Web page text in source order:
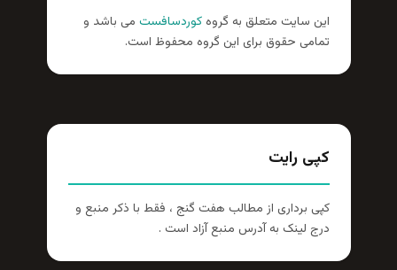
این سایت متعلق به گروهکوردسافست می باشد و
تمامی حقوق برای این گروه محفوظ است.
کپی رایت
کپی برداری از مطالب هفت گنج ، فقط با ذکر منبع و
درج لینک به آدرس منبع آزاد است .